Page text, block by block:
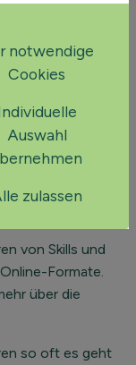
unter
durchführbar
schwieriger
einen
von Skills und
Formate.
über die
so oft es geht
notwendige
Cookies
Auswahl
zulassen